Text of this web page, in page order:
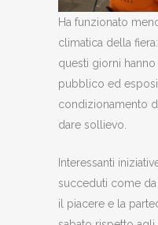
Ha funzionato
climatica della
questi giorni
pubblico ed
condizionamento
dare sollievo.
Interessanti
succeduti come
il piacere e la